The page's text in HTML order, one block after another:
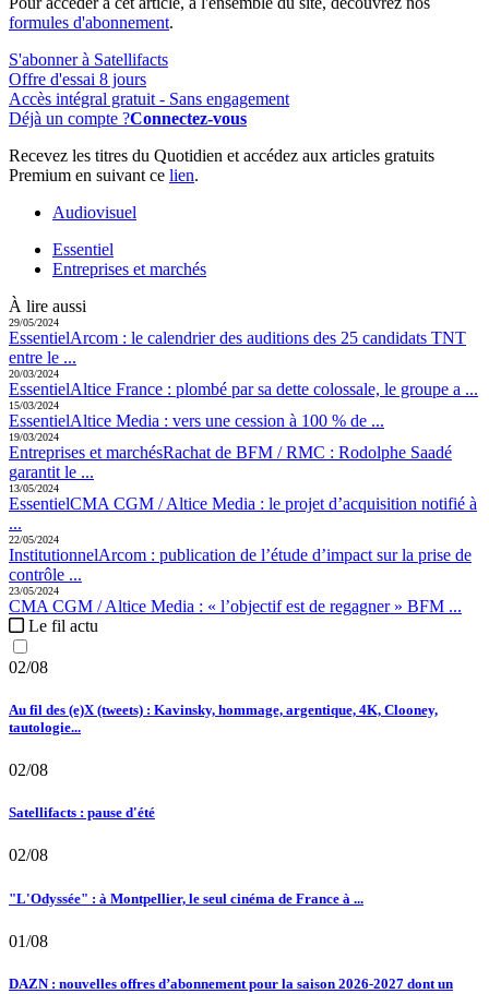
formules d'abonnement.
S'abonner à Satellifacts
Offre d'essai 8 jours
Accès intégral gratuit - Sans engagement
Déjà un compte ?Connectez-vous
Recevez les titres du Quotidien et accédez aux articles gratuits
Premium en suivant ce lien.
Audiovisuel
Essentiel
Entreprises et marchés
À lire aussi
29/05/2024
EssentielArcom : le calendrier des auditions des 25 candidats TNT
entre le ...
20/03/2024
EssentielAltice France : plombé par sa dette colossale, le groupe a ...
15/03/2024
EssentielAltice Media : vers une cession à 100 % de ...
19/03/2024
Entreprises et marchésRachat de BFM / RMC : Rodolphe Saadé
garantit le ...
13/05/2024
EssentielCMA CGM / Altice Media : le projet d’acquisition notifié à
...
22/05/2024
InstitutionnelArcom : publication de l’étude d’impact sur la prise de
contrôle ...
23/05/2024
CMA CGM / Altice Media : « l’objectif est de regagner » BFM ...
Le fil actu
02/08
Au fil des (e)X (tweets) : Kavinsky, hommage, argentique, 4K, Clooney,
tautologie...
02/08
Satellifacts : pause d'été
02/08
"L'Odyssée" : à Montpellier, le seul cinéma de France à ...
01/08
DAZN : nouvelles offres d’abonnement pour la saison 2026-2027 dont un